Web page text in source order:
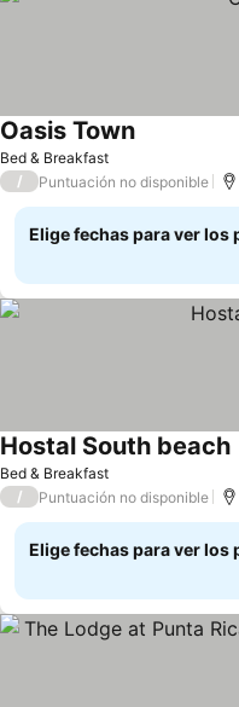
Bed & Breakfast
Oasis TownVer precios
/ Puntuación no disponible
Elige fechas para ver los
Bed & Breakfast
Hostal South beach
/ Puntuación no disponible
Elige fechas para ver los